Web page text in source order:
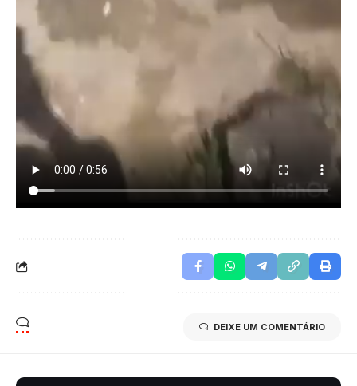
DEIXE UM COMENTÁRIO